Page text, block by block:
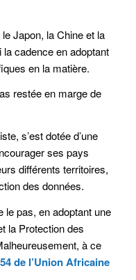
Japon, la Chine et la
cadence en adoptant
en la matière.
restée en marge de
s’est dotée d’une
ses pays
différents territoires,
des données.
le pas, en adoptant une
la Protection des
à ce
de l’Union Africaine